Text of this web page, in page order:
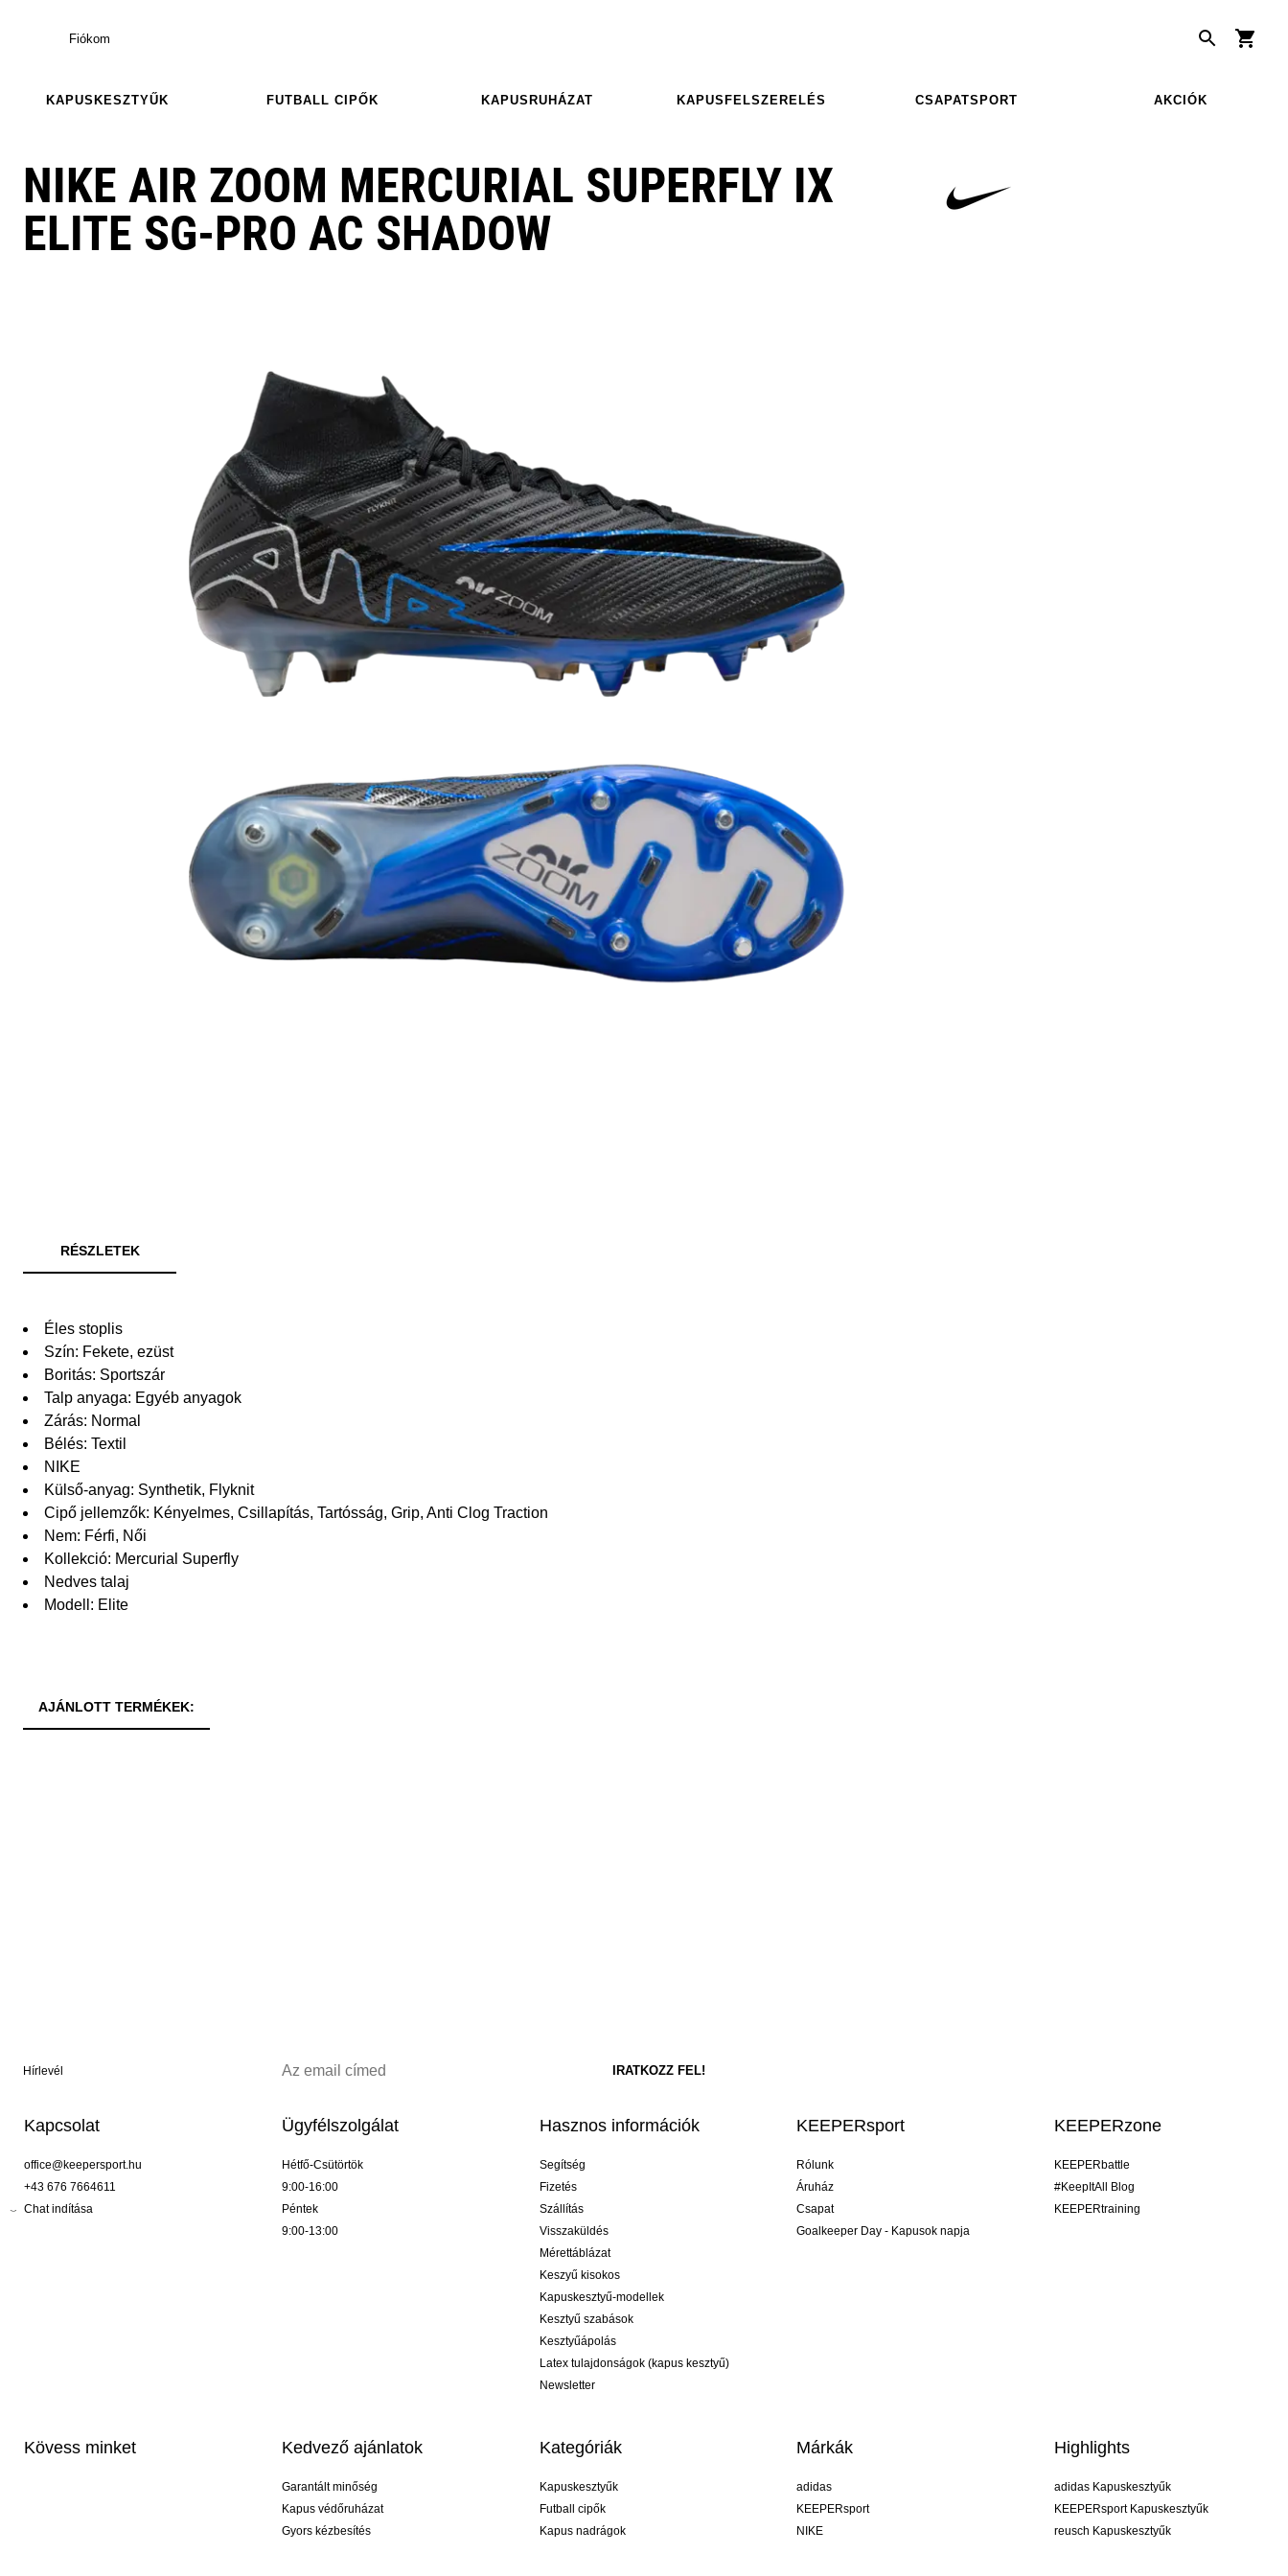
Fiókom
KAPUSKESZTYŰK FUTBALL CIPŐK KAPUSRUHÁZAT KAPUSFELSZERELÉS CSAPATSPORT AKCIÓK
NIKE AIR ZOOM MERCURIAL SUPERFLY IX
ELITE SG-PRO AC SHADOW
RÉSZLETEK
Éles stoplis
Szín: Fekete, ezüst
Boritás: Sportszár
Talp anyaga: Egyéb anyagok
Zárás: Normal
Bélés: Textil
NIKE
Külső-anyag: Synthetik, Flyknit
Cipő jellemzők: Kényelmes, Csillapítás, Tartósság, Grip, Anti Clog Traction
Nem: Férfi, Női
Kollekció: Mercurial Superfly
Nedves talaj
Modell: Elite
AJÁNLOTT TERMÉKEK:
Hírlevél
Kapcsolat
office@keepersport.hu
+43 676 7664611
Chat indítása
Ügyfélszolgálat
Hétfő-Csütörtök
9:00-16:00
Péntek
9:00-13:00
Hasznos információk
Segítség
Fizetés
Szállítás
Visszaküldés
Mérettáblázat
Keszyű kisokos
Kapuskesztyű-modellek
Kesztyű szabások
Kesztyűápolás
Latex tulajdonságok (kapus kesztyű)
Newsletter
KEEPERsport
Rólunk
Áruház
Csapat
Goalkeeper Day - Kapusok napja
KEEPERzone
KEEPERbattle
#KeepItAll Blog
KEEPERtraining
Kövess minket Kedvező ajánlatok
Garantált minőség
Kapus védőruházat
Gyors kézbesítés
Kategóriák
Kapuskesztyűk
Futball cipők
Kapus nadrágok
Márkák
adidas
KEEPERsport
NIKE
Highlights
adidas Kapuskesztyűk
KEEPERsport Kapuskesztyűk
reusch Kapuskesztyűk